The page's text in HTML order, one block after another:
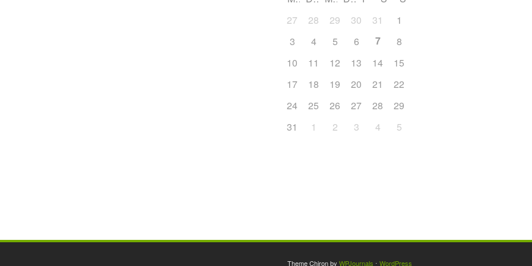
27
28 29 30 31 1
3
4 5 6 7 8
10
11 12 13 14 15
17
18 19 20 21 22
24
25 26 27 28 29
31
1 2 3 4 5
Theme Chiron by WPJournals ⋅ WordPress